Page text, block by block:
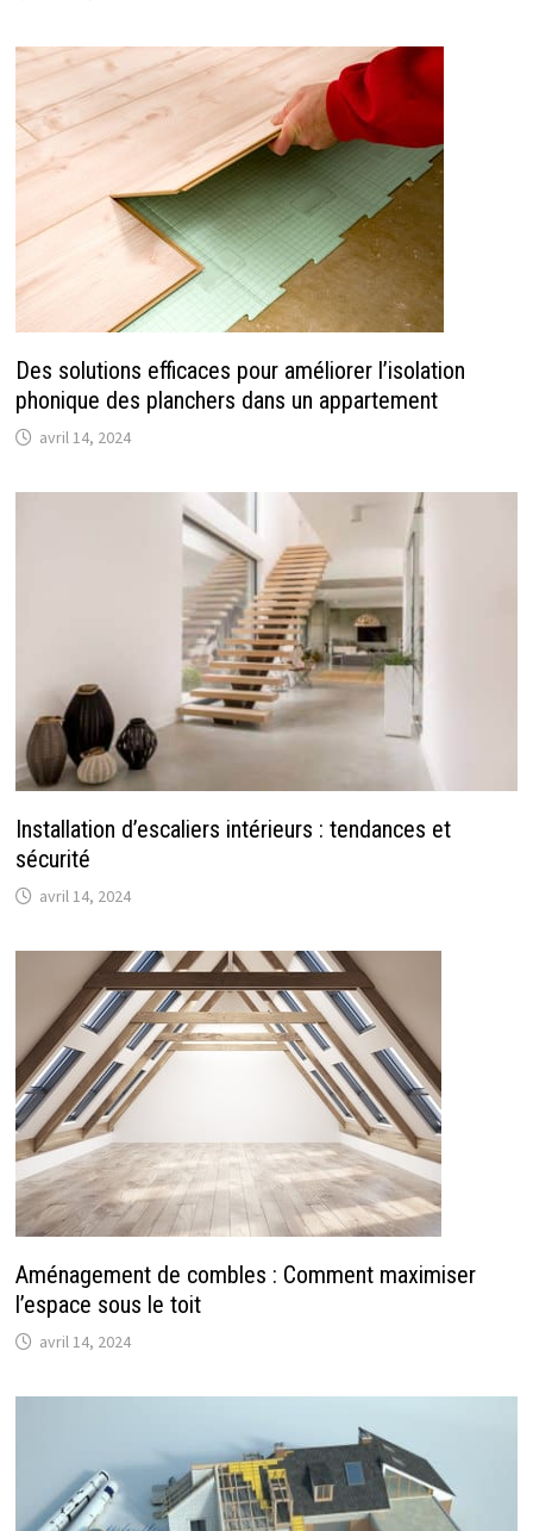
Des solutions efficaces pour améliorer l’isolation
phonique des planchers dans un appartement
avril 14, 2024
Installation d’escaliers intérieurs : tendances et
sécurité
avril 14, 2024
Aménagement de combles : Comment maximiser
l’espace sous le toit
avril 14, 2024